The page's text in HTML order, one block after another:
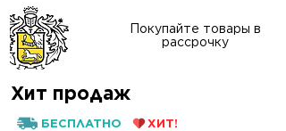
Покупайте товары в
рассрочку
Хит продаж
БЕСПЛАТНО ХИТ!